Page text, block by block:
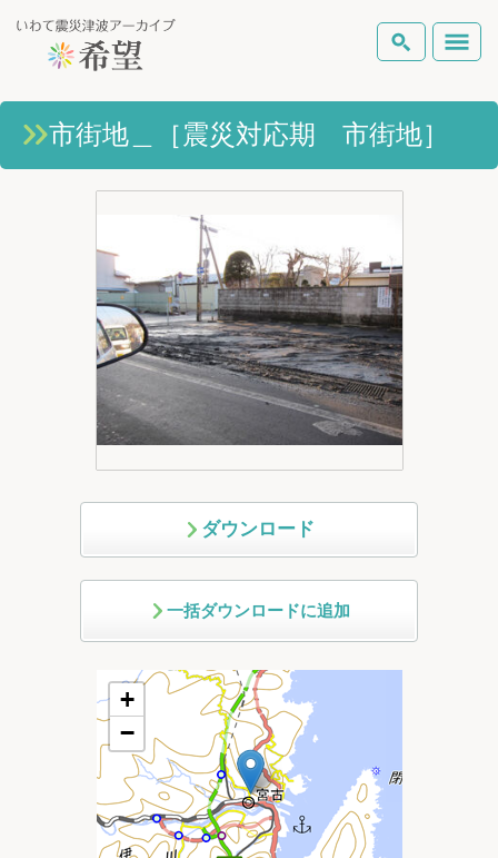
いわて震災津波アーカイブとは
ピックアップコンテンツ
Foreign Laguage
市街地＿［震災対応期 市街地］
ダウンロード
一括ダウンロードに追加
+
−